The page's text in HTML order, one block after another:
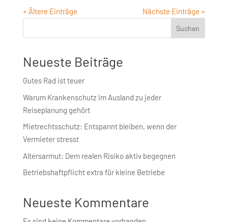
« Ältere Einträge Nächste Einträge »
Suchen
Neueste Beiträge
Gutes Rad ist teuer
Warum Krankenschutz im Ausland zu jeder
Reiseplanung gehört
Mietrechtsschutz: Entspannt bleiben, wenn der
Vermieter stresst
Altersarmut: Dem realen Risiko aktiv begegnen
Betriebshaft­pflicht extra für kleine Betriebe
Neueste Kommentare